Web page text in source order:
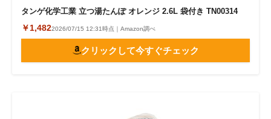
タンゲ化学工業 立つ湯たんぽ オレンジ 2.6L 袋付き TN00314
￥1,4822026/07/15 12:31時点｜Amazon調べ
クリックして今すぐチェック